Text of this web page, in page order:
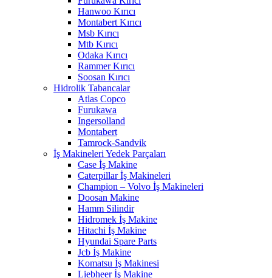
Hanwoo Kırıcı
Montabert Kırıcı
Msb Kırıcı
Mtb Kırıcı
Odaka Kırıcı
Rammer Kırıcı
Soosan Kırıcı
Hidrolik Tabancalar
Atlas Copco
Furukawa
Ingersolland
Montabert
Tamrock-Sandvik
İş Makineleri Yedek Parçaları
Case İş Makine
Caterpillar İş Makineleri
Champion – Volvo İş Makineleri
Doosan Makine
Hamm Silindir
Hidromek İş Makine
Hitachi İş Makine
Hyundai Spare Parts
Jcb İş Makine
Komatsu İş Makinesi
Liebheer İş Makine